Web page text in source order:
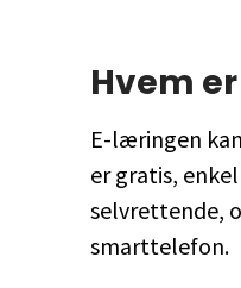
Hvem
E-læringen
er gratis,
selvrettende,
smarttelefon.